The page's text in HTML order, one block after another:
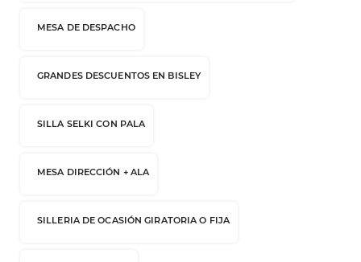
MESA DE DESPACHO
GRANDES DESCUENTOS EN BISLEY
SILLA SELKI CON PALA
MESA DIRECCIÓN + ALA
SILLERIA DE OCASIÓN GIRATORIA O FIJA